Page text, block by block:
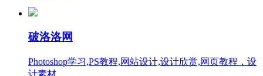
破洛洛网
Photoshop学习,PS教程,网站设计,设计欣赏,网页教程，设
计素材